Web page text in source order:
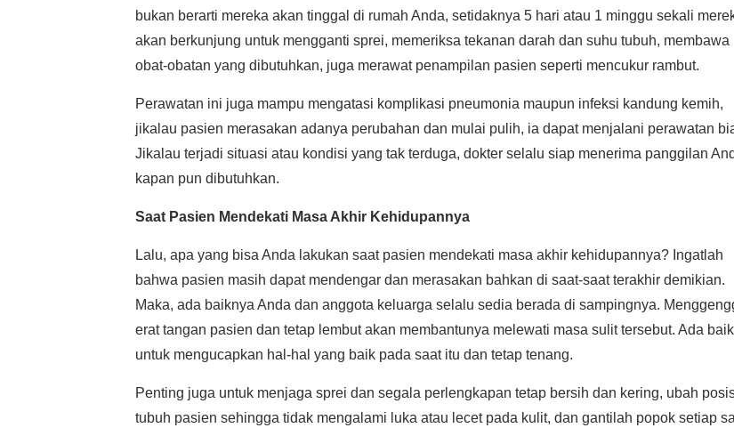
bukan berarti mereka akan tinggal di rumah Anda, setidaknya 5 hari atau 1 minggu sekali
akan berkunjung untuk mengganti sprei, memeriksa tekanan darah dan suhu tubuh, membawa
obat-obatan yang dibutuhkan, juga merawat penampilan pasien seperti mencukur rambut.
Perawatan ini juga mampu mengatasi komplikasi pneumonia maupun infeksi kandung kemih,
jikalau pasien merasakan adanya perubahan dan mulai pulih, ia dapat menjalani perawatan
Jikalau terjadi situasi atau kondisi yang tak terduga, dokter selalu siap menerima panggilan
kapan pun dibutuhkan.
Saat Pasien Mendekati Masa Akhir Kehidupannya
Lalu, apa yang bisa Anda lakukan saat pasien mendekati masa akhir kehidupannya? Ingatlah
bahwa pasien masih dapat mendengar dan merasakan bahkan di saat-saat terakhir demikian.
Maka, ada baiknya Anda dan anggota keluarga selalu sedia berada di sampingnya.
erat tangan pasien dan tetap lembut akan membantunya melewati masa sulit tersebut. Ada
untuk mengucapkan hal-hal yang baik pada saat itu dan tetap tenang.
Penting juga untuk menjaga sprei dan segala perlengkapan tetap bersih dan kering, ubah
tubuh pasien sehingga tidak mengalami luka atau lecet pada kulit, dan gantilah popok setiap